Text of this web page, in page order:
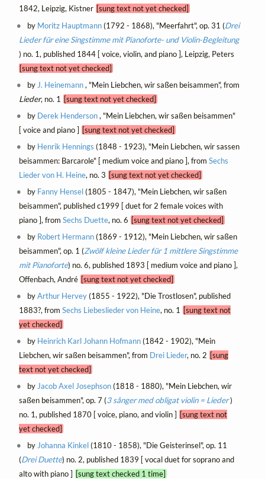
1842, Leipzig, Kistner [sung text not yet checked]
by Moritz Hauptmann(1792 - 1868), "Meerfahrt", op. 31 (Drei
Lieder für eine Singstimme mit Pianoforte- und Violin-Begleitung
) no. 1, published 1844 [ voice, violin, and piano ], Leipzig, Peters
[sung text not yet checked]
by J. Heinemann, "Mein Liebchen, wir saßen beisammen", from
Lieder, no. 1 [sung text not yet checked]
by Derek Henderson, "Mein Liebchen, wir saßen beisammen"
[ voice and piano ] [sung text not yet checked]
by Henrik Hennings (1848 - 1923), "Mein Liebchen, wir sassen
beisammen: Barcarole" [ medium voice and piano ], from Sechs
Lieder von H. Heine, no. 3 [sung text not yet checked]
by Fanny Hensel(1805 - 1847), "Mein Liebchen, wir saßen
beisammen", published c1999 [ duet for 2 female voices with
piano ], from Sechs Duette, no. 6 [sung text not yet checked]
by Robert Hermann(1869 - 1912), "Mein Liebchen, wir saßen
beisammen", op. 1 (Zwölf kleine Lieder für 1 mittlere Singstimme
mit Pianoforte) no. 6, published 1893 [ medium voice and piano ],
Offenbach, André [sung text not yet checked]
byArthur Hervey(1855 - 1922), "Die Trostlosen", published
1883?, from Sechs Liebeslieder von Heine, no. 1
[sung text not
yet checked]
by Heinrich Karl Johann Hofmann(1842 - 1902), "Mein
Liebchen, wir saßen beisammen", from Drei Lieder, no. 2 [sung
text not yet checked]
by Jacob Axel Josephson(1818 - 1880), "Mein Liebchen, wir
saßen beisammen", op. 7 (3 sånger med obligat violin = Lieder)
no. 1, published 1870 [ voice, piano, and violin ] [sung text not
yet checked]
by Johanna Kinkel(1810 - 1858), "Die Geisterinsel", op. 11
(Drei Duette) no. 2, published 1839 [ vocal duet for soprano and
alto with piano ] [sung text checked 1 time]